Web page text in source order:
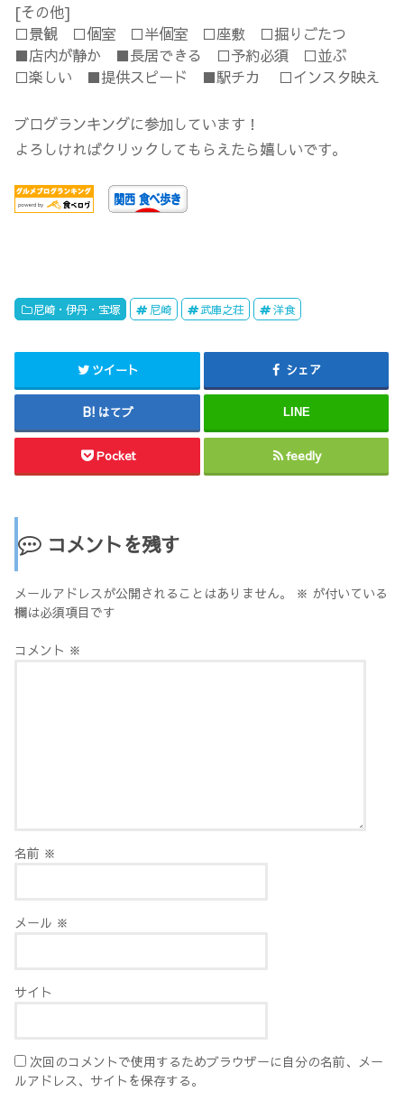
[その他]
□景観 □個室 □半個室 □座敷 □掘りごたつ
■店内が静か ■長居できる □予約必須 □並ぶ
□楽しい ■提供スピード ■駅チカ □インスタ映え
ブログランキングに参加しています！
よろしければクリックしてもらえたら嬉しいです。
尼崎・伊丹・宝塚 尼崎 武庫之荘 洋食
ツイート シェア
はてブ LINE
Pocket feedly
コメントを残す
メールアドレスが公開されることはありません。 ※ が付いている
欄は必須項目です
コメント ※
名前 ※
メール ※
サイト
次回のコメントで使用するためブラウザーに自分の名前、メー
ルアドレス、サイトを保存する。